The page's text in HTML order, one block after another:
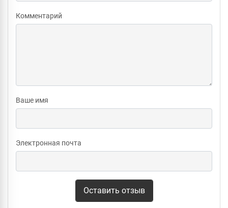
Комментарий
Ваше имя
Электронная почта
Оставить отзыв